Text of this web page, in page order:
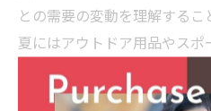
との需要の変動を理解するこ
夏にはアウトドア用品やス
し、冬には暖房器具や防寒
らの季節商品は、そのタイ